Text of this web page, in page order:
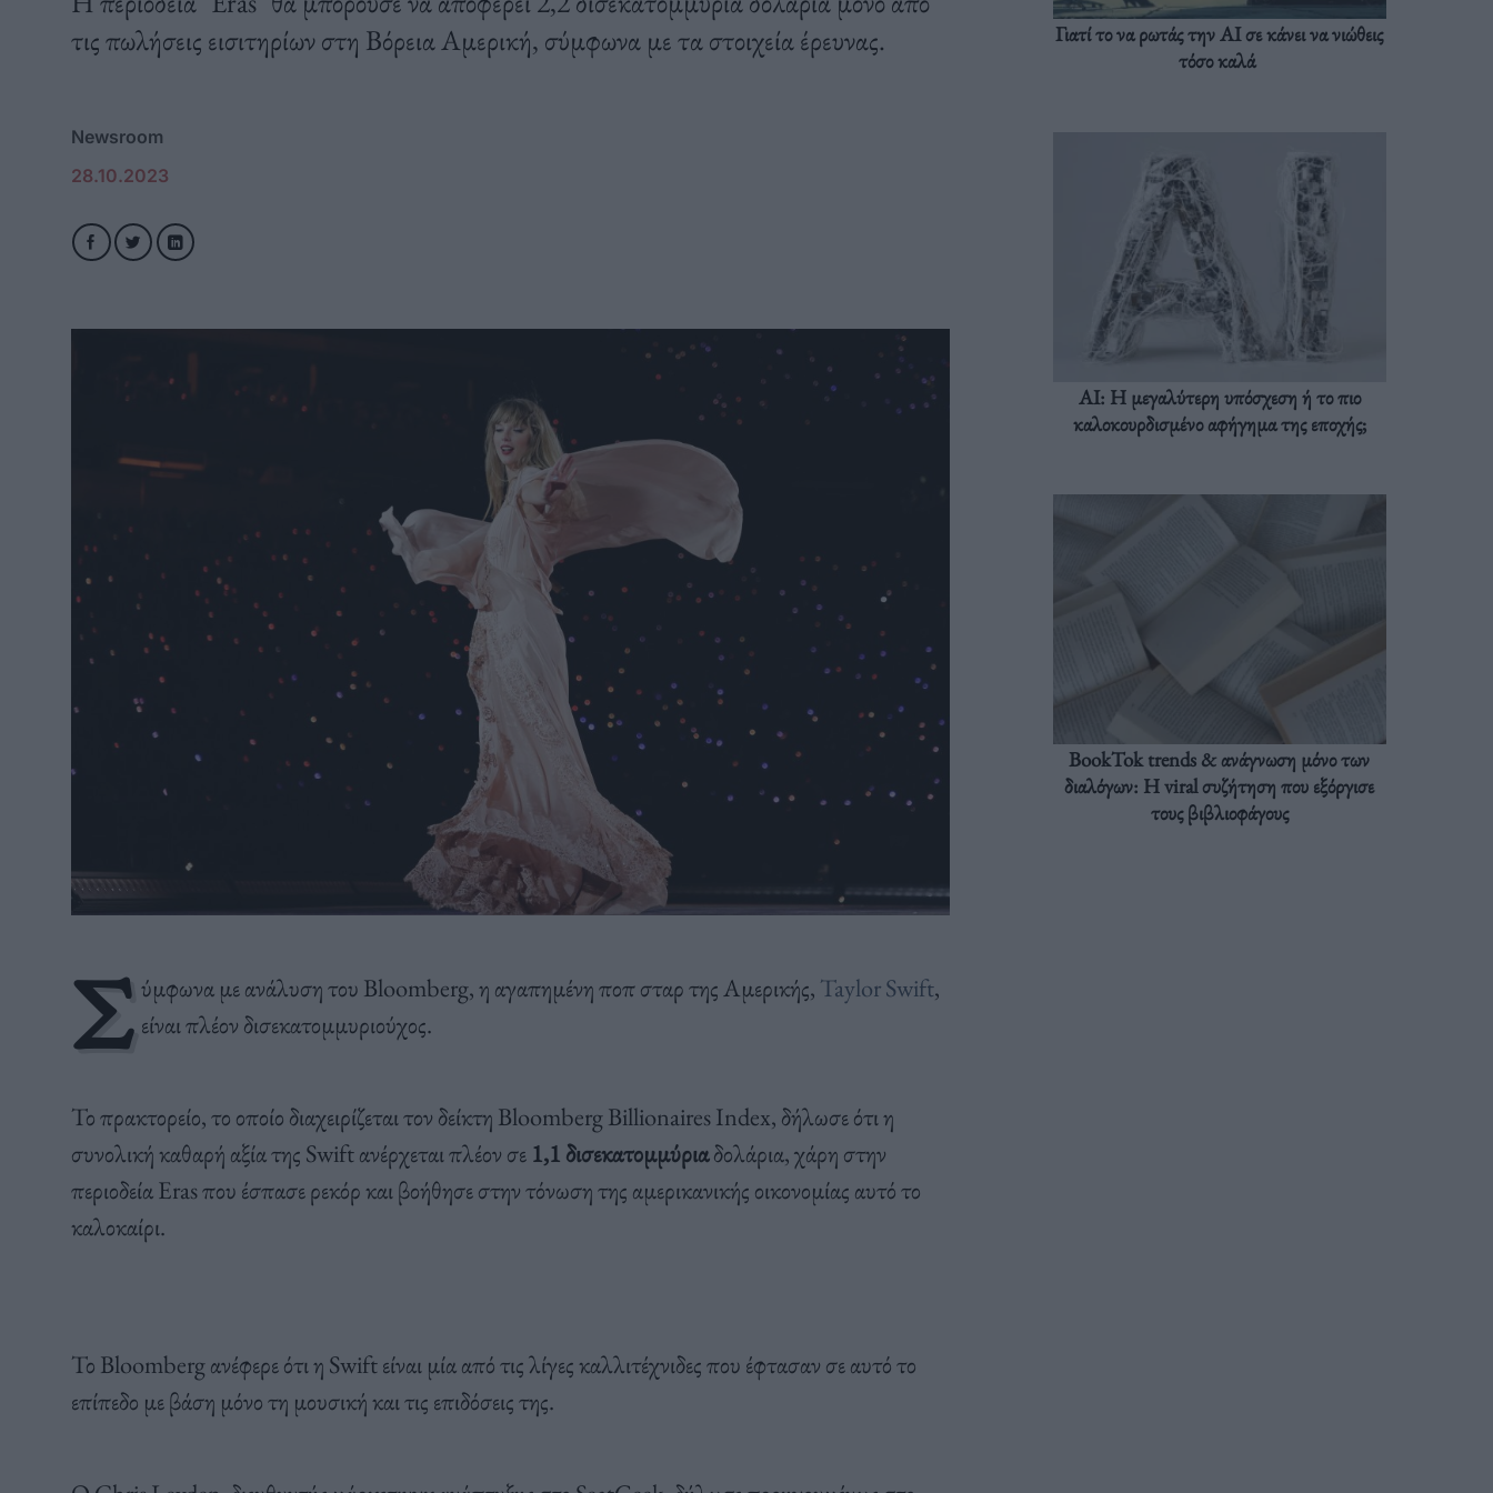
τις πωλήσεις εισιτηρίων στη Βόρεια Αμερική, σύμφωνα με τα στοιχεία έρευνας.
Newsroom
28.10.2023
Σ ύμφωνα με ανάλυση του Bloomberg, η αγαπημένη ποπ σταρ της Αμερικής, Taylor Swift,
είναι πλέον δισεκατομμυριούχος.
Το πρακτορείο, το οποίο διαχειρίζεται τον δείκτη Bloomberg Billionaires Index, δήλωσε ότι η
συνολική καθαρή αξία της Swift ανέρχεται πλέον σε1,1 δισεκατομμύριαδολάρια, χάρη στην
περιοδεία Eras που έσπασε ρεκόρ και βοήθησε στην τόνωση της αμερικανικής οικονομίας αυτό το
καλοκαίρι.
Το Bloomberg ανέφερε ότι η Swift είναι μία από τις λίγες καλλιτέχνιδες που έφτασαν σε αυτό το
επίπεδο με βάση μόνο τη μουσική και τις επιδόσεις της.
Γιατί το να ρωτάς την AI σε κάνει να νιώθεις
τόσο καλά
AI: Η μεγαλύτερη υπόσχεση ή το πιο
καλοκουρδισμένο αφήγημα της εποχής;
BookTok trends & ανάγνωση μόνο των
διαλόγων: Η viral συζήτηση που εξόργισε
τους βιβλιοφάγους